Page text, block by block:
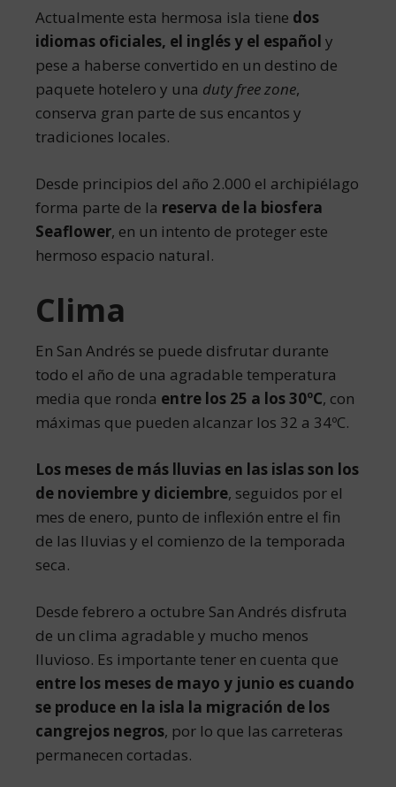
Actualmente esta hermosa isla tiene dos
idiomas oficiales, el inglés y el español y
pese a haberse convertido en un destino de
paquete hotelero y una duty free zone,
conserva gran parte de sus encantos y
tradiciones locales.
Desde principios del año 2.000 el archipiélago
forma parte de la reserva de la biosfera
Seaflower, en un intento de proteger este
hermoso espacio natural.
Clima
En San Andrés se puede disfrutar durante
todo el año de una agradable temperatura
media que ronda entre los 25 a los 30ºC, con
máximas que pueden alcanzar los 32 a 34ºC.
Los meses de más lluvias en las islas son los
de noviembre y diciembre, seguidos por el
mes de enero, punto de inflexión entre el fin
de las lluvias y el comienzo de la temporada
seca.
Desde febrero a octubre San Andrés disfruta
de un clima agradable y mucho menos
lluvioso. Es importante tener en cuenta que
entre los meses de mayo y junio es cuando
se produce en la isla la migración de los
cangrejos negros, por lo que las carreteras
permanecen cortadas.